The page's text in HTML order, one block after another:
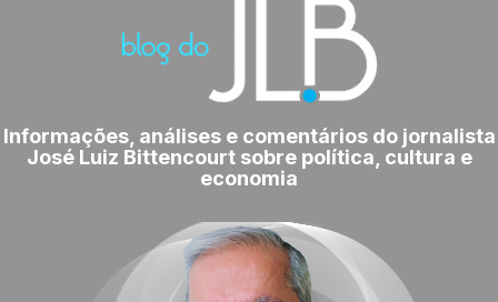
Informações, análises e comentários do jornalista
José Luiz Bittencourt sobre política, cultura e
economia